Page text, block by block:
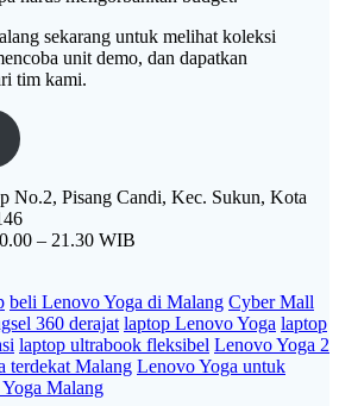
sekarang untuk melihat koleksi
unit demo, dan dapatkan
tim kami.
No.2, Pisang Candi, Kec. Sukun, Kota
– 21.30 WIB
beli Lenovo Yoga di Malang Cyber Mall
360 derajat laptop Lenovo Yoga laptop
laptop ultrabook fleksibel Lenovo Yoga 2
terdekat Malang Lenovo Yoga untuk
Malang